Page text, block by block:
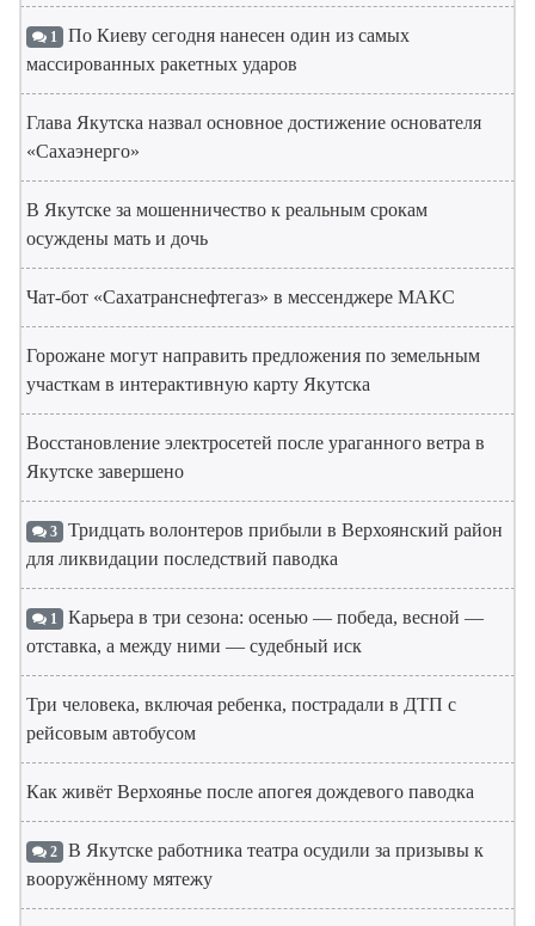
1 По Киеву сегодня нанесен один из самых
массированных ракетных ударов
Глава Якутска назвал основное достижение основателя
«Сахаэнерго»
В Якутске за мошенничество к реальным срокам
осуждены мать и дочь
Чат-бот «Сахатранснефтегаз» в мессенджере МАКС
Горожане могут направить предложения по земельным
участкам в интерактивную карту Якутска
Восстановление электросетей после ураганного ветра в
Якутске завершено
3 Тридцать волонтеров прибыли в Верхоянский район
для ликвидации последствий паводка
1 Карьера в три сезона: осенью — победа, весной —
отставка, а между ними — судебный иск
Три человека, включая ребенка, пострадали в ДТП с
рейсовым автобусом
Как живёт Верхоянье после апогея дождевого паводка
2 В Якутске работника театра осудили за призывы к
вооружённому мятежу